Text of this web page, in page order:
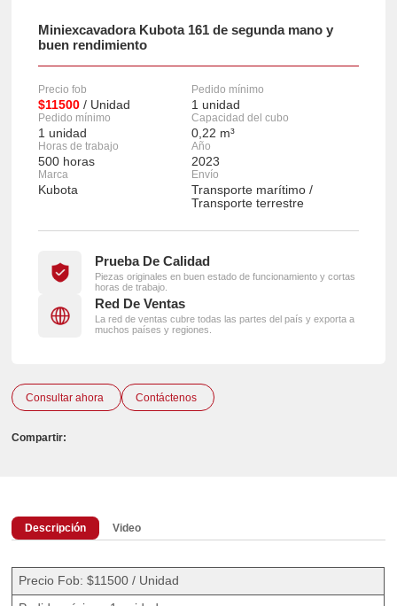
Miniexcavadora Kubota 161 de segunda mano y
buen rendimiento
Precio fob
$11500 / Unidad
Pedido mínimo
1 unidad
Pedido mínimo
1 unidad
Capacidad del cubo
0,22 m³
Horas de trabajo
500 horas
Año
2023
Marca
Kubota
Envío
Transporte marítimo /
Transporte terrestre
Prueba De Calidad
Piezas originales en buen estado de funcionamiento y cortas
horas de trabajo.
Red De Ventas
La red de ventas cubre todas las partes del país y exporta a
muchos países y regiones.
Consultar ahora Contáctenos
Compartir:
Descripción Video
Precio Fob: $11500 / Unidad